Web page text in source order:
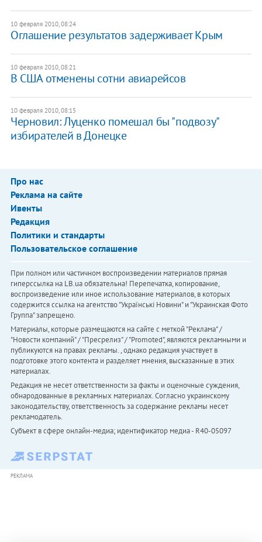
10 февраля 2010, 08:24
Оглашение результатов задерживает Крым
10 февраля 2010, 08:21
В США отменены сотни авиарейсов
10 февраля 2010, 08:15
Черновил: Луценко помешал бы "подвозу"
избирателей в Донецке
Про нас
Реклама на сайте
Ивенты
Редакция
Политики и стандарты
Пользовательское соглашение
При полном или частичном воспроизведении материалов прямая
гиперссылка на LB.ua обязательна! Перепечатка, копирование,
воспроизведение или иное использование материалов, в которых
содержится ссылка на агентство "Українськi Новини" и "Украинская Фото
Группа" запрещено.
Материалы, которые размещаются на сайте с меткой "Реклама" /
"Новости компаний" / "Пресрелиз" / "Promoted", являются рекламными и
публикуются на правах рекламы. , однако редакция участвует в
подготовке этого контента и разделяет мнения, высказанные в этих
материалах.
Редакция не несет ответственности за факты и оценочные суждения,
обнародованные в рекламных материалах. Согласно украинскому
законодательству, ответственность за содержание рекламы несет
рекламодатель.
Субъект в сфере онлайн-медиа; идентификатор медиа - R40-05097
РЕКЛАМА